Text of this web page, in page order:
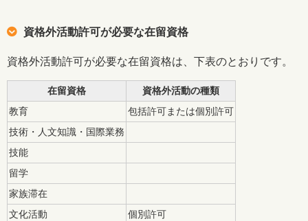
資格外活動許可が必要な在留資格
資格外活動許可が必要な在留資格は、下表のとおりです。
在留資格
資格外活動の種類
教育
包括許可または個別許可
技術・人文知識・国際業務
技能
留学
家族滞在
文化活動
個別許可